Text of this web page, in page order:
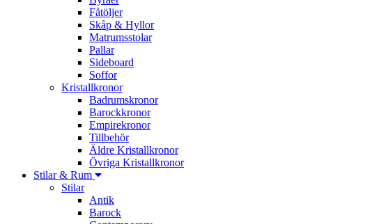
Fåtöljer
Skåp & Hyllor
Matrumsstolar
Pallar
Sideboard
Soffor
Kristallkronor
Badrumskronor
Barockkronor
Empirekronor
Tillbehör
Äldre Kristallkronor
Övriga Kristallkronor
Stilar & Rum
Stilar
Antik
Barock